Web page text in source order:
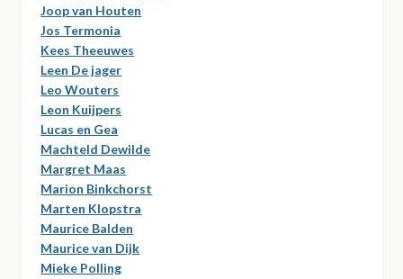
Joop van Houten
Jos Termonia
Kees Theeuwes
Leen De jager
Leo Wouters
Leon Kuijpers
Lucas en Gea
Machteld Dewilde
Margret Maas
Marion Binkchorst
Marten Klopstra
Maurice Balden
Maurice van Dijk
Mieke Polling